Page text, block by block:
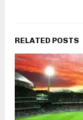
RELATED POSTS